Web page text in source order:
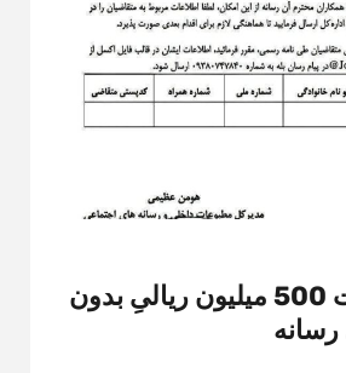
اعطای تسهیلات 500 میلیون ریالیِ بدون